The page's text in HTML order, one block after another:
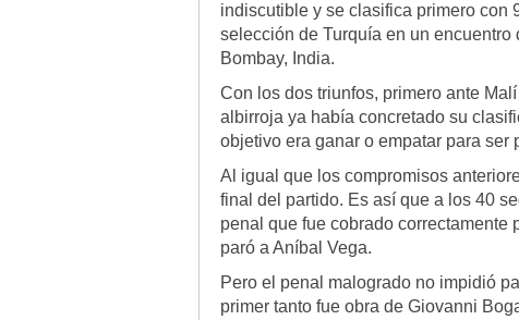
indiscutible y se clasifica primero con
selección de Turquía en un
Bombay, India.
Con los dos triunfos, primero ante
albirroja ya había concretado su
objetivo era ganar o empatar para ser
Al igual que los compromisos
final del partido. Es así que a los 40
penal que fue cobrado correctamente
paró a Aníbal Vega.
Pero el penal malogrado no impidió
primer tanto fue obra de Giovanni